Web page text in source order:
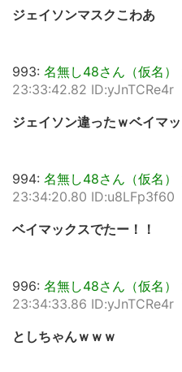
ジェイソンマスクこわあ
993: 名無し48さん（仮名）
23:33:42.82 ID:yJnTCRe4r
ジェイソン違ったｗベイマ
994: 名無し48さん（仮名）
23:34:20.80 ID:u8LFp3f60
ベイマックスでたー！！
996: 名無し48さん（仮名）
23:34:33.86 ID:yJnTCRe4r
としちゃんｗｗｗ